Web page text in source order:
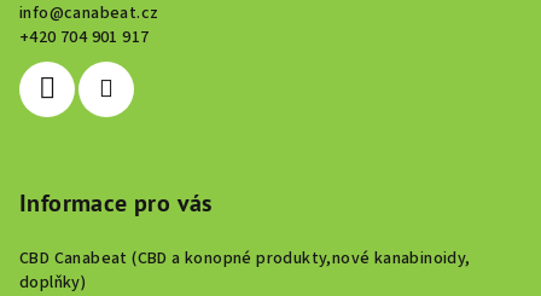
info@canabeat.cz
+420 704 901 917
Informace pro vás
CBD Canabeat (CBD a konopné produkty,nové kanabinoidy,
doplňky)